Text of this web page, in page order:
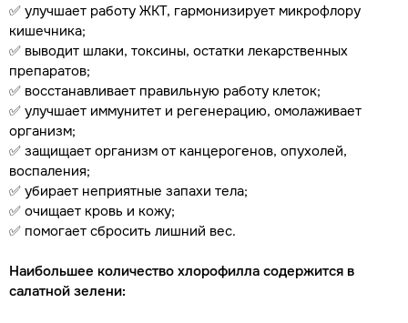
✅ улучшает работу ЖКТ, гармонизирует микрофлору
кишечника;
✅ выводит шлаки, токсины, остатки лекарственных
препаратов;
✅ восстанавливает правильную работу клеток;
✅ улучшает иммунитет и регенерацию, омолаживает
организм;
✅ защищает организм от канцерогенов, опухолей,
воспаления;
✅ убирает неприятные запахи тела;
✅ очищает кровь и кожу;
✅ помогает сбросить лишний вес.
Наибольшее количество хлорофилла содержится в
салатной зелени: